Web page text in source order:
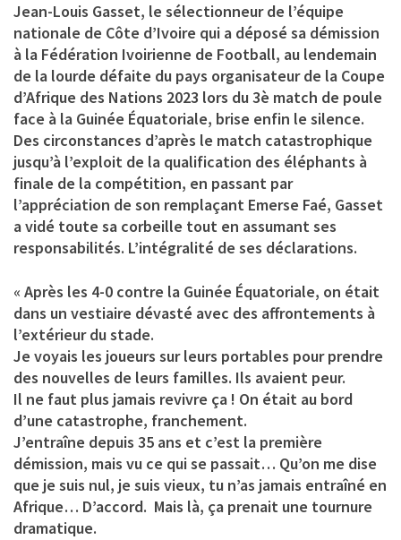
Jean-Louis Gasset, le sélectionneur de l’équipe
nationale de Côte d’Ivoire qui a déposé sa démission
à la Fédération Ivoirienne de Football, au lendemain
de la lourde défaite du pays organisateur de la Coupe
d’Afrique des Nations 2023 lors du 3è match de poule
face à la Guinée Équatoriale, brise enfin le silence.
Des circonstances d’après le match catastrophique
jusqu’à l’exploit de la qualification des éléphants à
finale de la compétition, en passant par
l’appréciation de son remplaçant Emerse Faé, Gasset
a vidé toute sa corbeille tout en assumant ses
responsabilités. L’intégralité de ses déclarations.
« Après les 4-0 contre la Guinée Équatoriale, on était
dans un vestiaire dévasté avec des affrontements à
l’extérieur du stade.
Je voyais les joueurs sur leurs portables pour prendre
des nouvelles de leurs familles. Ils avaient peur.
Il ne faut plus jamais revivre ça ! On était au bord
d’une catastrophe, franchement.
J’entraîne depuis 35 ans et c’est la première
démission, mais vu ce qui se passait… Qu’on me dise
que je suis nul, je suis vieux, tu n’as jamais entraîné en
Afrique… D’accord. Mais là, ça prenait une tournure
dramatique.